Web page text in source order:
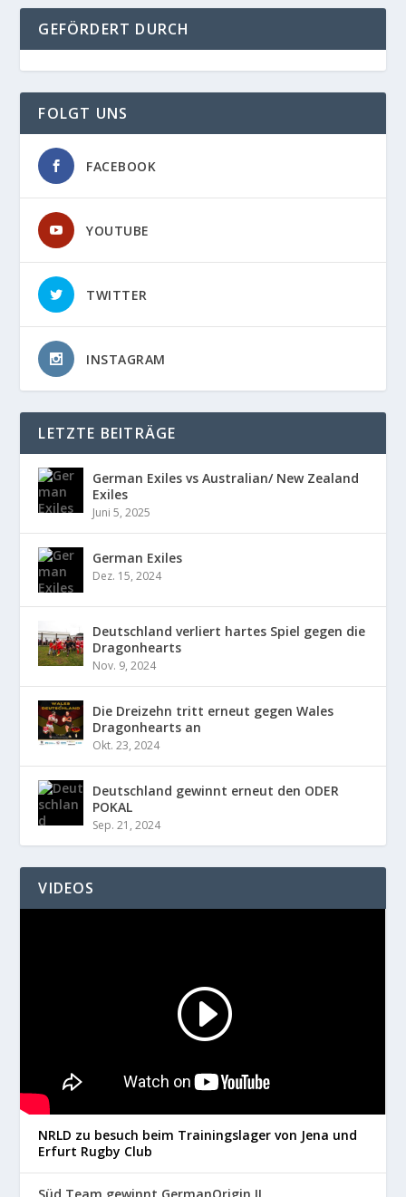
GEFÖRDERT DURCH
FOLGT UNS
FACEBOOK
YOUTUBE
TWITTER
INSTAGRAM
LETZTE BEITRÄGE
German Exiles vs Australian/ New Zealand
Exiles
Juni 5, 2025
German Exiles
Dez. 15, 2024
Deutschland verliert hartes Spiel gegen die
Dragonhearts
Nov. 9, 2024
Die Dreizehn tritt erneut gegen Wales
Dragonhearts an
Okt. 23, 2024
Deutschland gewinnt erneut den ODER
POKAL
Sep. 21, 2024
VIDEOS
NRLD zu besuch beim Trainingslager von Jena und
Erfurt Rugby Club